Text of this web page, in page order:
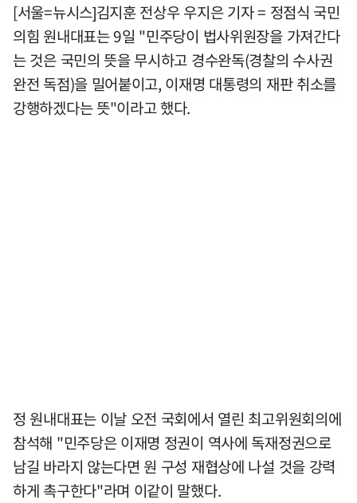
[서울=뉴시스]김지훈 전상우 우지은 기자 = 정점식 국민
의힘 원내대표는 9일 "민주당이 법사위원장을 가져간다
는 것은 국민의 뜻을 무시하고 경수완독(경찰의 수사권
완전 독점)을 밀어붙이고, 이재명 대통령의 재판 취소를
강행하겠다는 뜻"이라고 했다.
정 원내대표는 이날 오전 국회에서 열린 최고위원회의에
참석해 "민주당은 이재명 정권이 역사에 독재정권으로
남길 바라지 않는다면 원 구성 재협상에 나설 것을 강력
하게 촉구한다"라며 이같이 말했다.